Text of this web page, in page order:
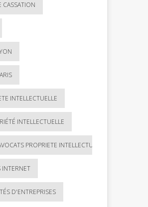
CASSATION
INTELLECTUELLE
INTELLECTUELLE
PROPRIETE INTELLECTUELLE ?
INTERNET
D'ENTREPRISES